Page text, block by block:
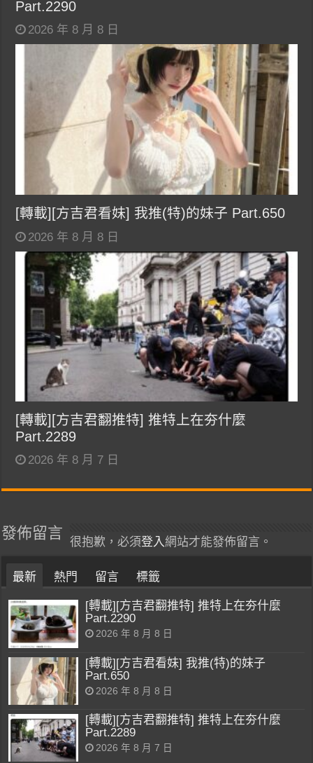
Part.2290
2026 年 8 月 8 日
[轉載][方吉君看妹] 我推(特)的妹子 Part.650
2026 年 8 月 8 日
[轉載][方吉君翻推特] 推特上在夯什麼
Part.2289
2026 年 8 月 7 日
發佈留言
很抱歉，必須登入網站才能發佈留言。
最新 熱門 留言 標籤
[轉載][方吉君翻推特] 推特上在夯什麼
Part.2290
2026 年 8 月 8 日
[轉載][方吉君看妹] 我推(特)的妹子
Part.650
2026 年 8 月 8 日
[轉載][方吉君翻推特] 推特上在夯什麼
Part.2289
2026 年 8 月 7 日